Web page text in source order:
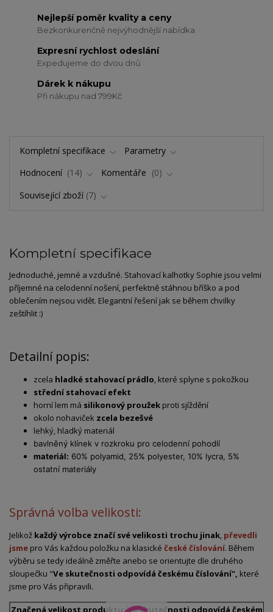
Nejlepší poměr kvality a ceny
Bezkonkurenčně nejvýhodnější nabídka
Expresní rychlost odeslání
Expedujeme do dvou dnů
Dárek k nákupu
Při nákupu nad 799Kč
Kompletní specifikace
Parametry
Hodnocení
14 Komentáře
0
Související zboží 7
Kompletní specifikace
Jednoduché, jemné a vzdušné. Stahovací kalhotky Sophie jsou velmi
příjemné na celodenní nošení, perfektně stáhnou bříško a pod
oblečením nejsou vidět. Elegantní řešení jak se během chvilky
zeštíhlit :)
Detailní popis:
zcela hladké stahovací prádlo, které splyne s pokožkou
střední stahovací efekt
horní lem má silikonový proužek proti sjíždění
okolo nohaviček zcela bezešvé
lehký, hladký materiál
bavlněný klínek v rozkroku pro celodenní pohodlí
materiál: 60% polyamid, 25% polyester, 10% lycra, 5%
ostatní materiály
Správná volba velikosti:
Jelikož každý výrobce značí své velikosti trochu jinak, převedli
jsme pro Vás každou položku na klasické české číslování. Během
výběru se tedy ideálně změřte anebo se orientujte dle druhého
sloupečku "Ve skutečnosti odpovídá českému číslování", které
jsme pro Vás připravili.
Značená velikost produktu:Ve skutečnosti odpovídá českému